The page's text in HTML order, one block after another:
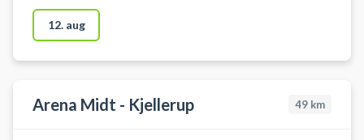
for booking af indendørs fodbold
er 60 min. ad gangen. Medbring
egen bold. Gratis parkering ved
hallen, så det er nemt hvis du
kommer i bil for at spille
12. aug
Arena Midt - Kjellerup 49 km